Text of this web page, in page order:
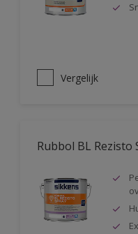
Vergelijk
Rubbol BL Rezisto